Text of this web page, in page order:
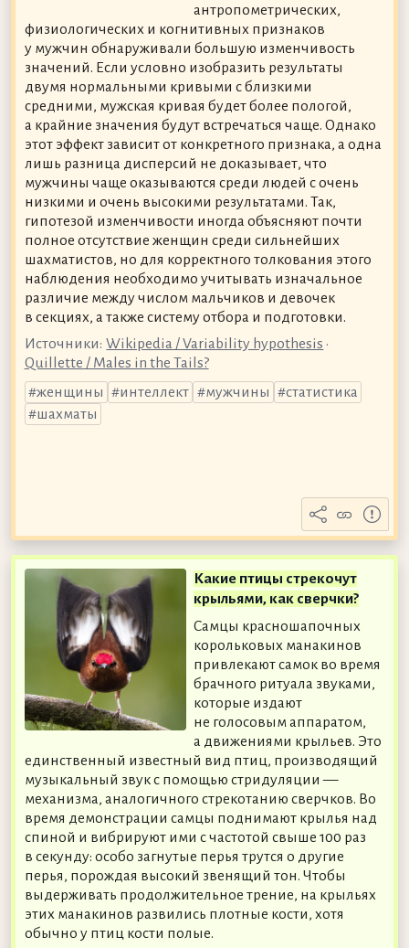
антропометрических,
физиологических и когнитивных признаков
у мужчин обнаруживали большую изменчивость
значений. Если условно изобразить результаты
двумя нормальными кривыми с близкими
средними, мужская кривая будет более пологой,
а крайние значения будут встречаться чаще. Однако
этот эффект зависит от конкретного признака, а одна
лишь разница дисперсий не доказывает, что
мужчины чаще оказываются среди людей с очень
низкими и очень высокими результатами. Так,
гипотезой изменчивости иногда объясняют почти
полное отсутствие женщин среди сильнейших
шахматистов, но для корректного толкования этого
наблюдения необходимо учитывать изначальное
различие между числом мальчиков и девочек
в секциях, а также систему отбора и подготовки.
Источники: Wikipedia / Variability hypothesis •
Quillette / Males in the Tails?
женщины
интеллект мужчины
статистика
шахматы
Какие птицы стрекочут
крыльями, как сверчки?
Самцы красношапочных
корольковых манакинов
привлекают самок во время
брачного ритуала звуками,
которые издают
не голосовым аппаратом,
а движениями крыльев. Это
единственный известный вид птиц, производящий
музыкальный звук с помощью стридуляции —
механизма, аналогичного стрекотанию сверчков. Во
время демонстрации самцы поднимают крылья над
спиной и вибрируют ими с частотой свыше 100 раз
в секунду: особо загнутые перья трутся о другие
перья, порождая высокий звенящий тон. Чтобы
выдерживать продолжительное трение, на крыльях
этих манакинов развились плотные кости, хотя
обычно у птиц кости полые.